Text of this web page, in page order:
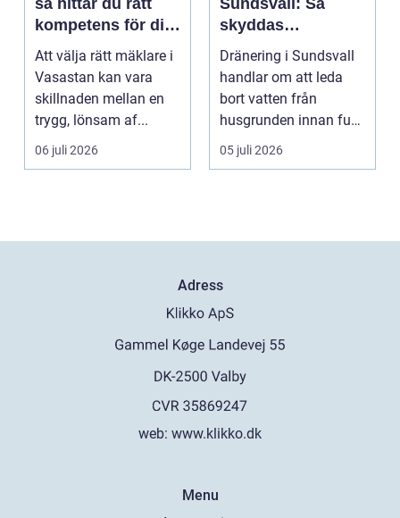
kompetens för din
bostadsaffär
Att välja rätt mäklare i
Vasastan kan vara
skillnaden mellan en
trygg, lönsam af...
06 juli 2026
skyddas
husgrunden mot
fukt
Dränering i Sundsvall
handlar om att leda
bort vatten från
husgrunden innan fukt
hinner o...
05 juli 2026
Adress
web: www.klikko.dk
Menu